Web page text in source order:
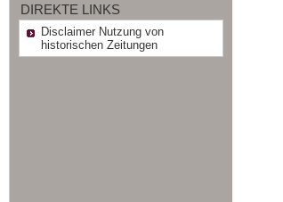
DIREKTE LINKS
Disclaimer Nutzung von
historischen Zeitungen